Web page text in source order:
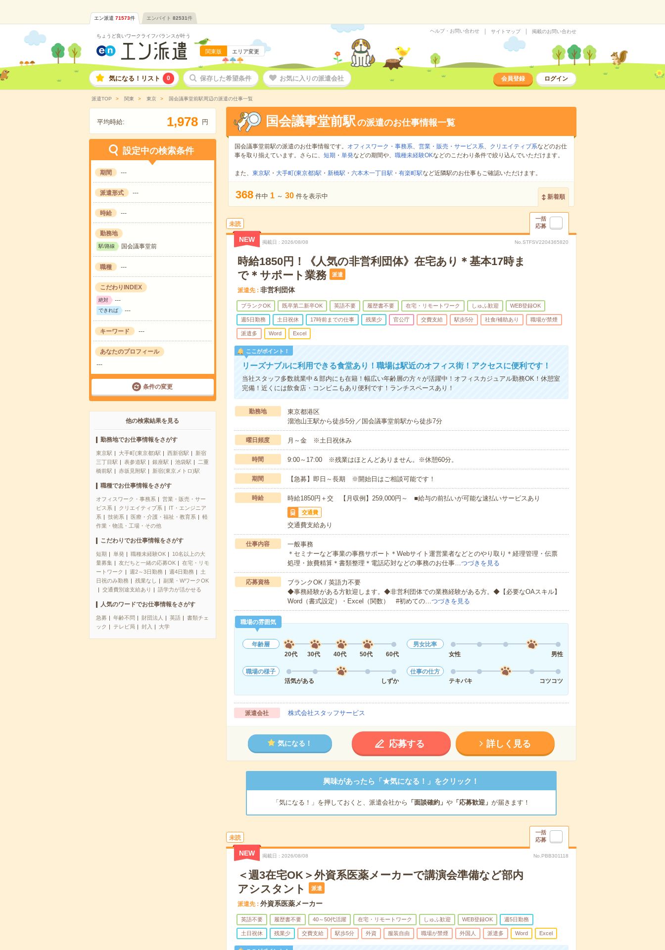
エン派遣 71573件 エンバイト 82531件
ちょうど良いワークライフバランスが叶う
関東版 エリア変更
ヘルプ・お問い合わせ サイトマップ 掲載のお問い合わせ
気になる！リスト 0 保存した希望条件 お気に入りの派遣会社 会員登録 ログイン
派遣TOP 関東 東京 国会議事堂前駅周辺の派遣の仕事一覧
平均時給: 1,978 円
設定中の検索条件
期間 ---
派遣形式 ---
時給 ---
勤務地
駅/路線 国会議事堂前
職種 ---
こだわりINDEX
絶対 ---
できれば ---
キーワード ---
あなたのプロフィール
---
条件の変更
他の検索結果を見る
勤務地でお仕事情報をさがす
東京駅 大手町(東京都)駅 西新宿駅
新宿
三丁目駅
表参道駅 銀座駅 池袋駅
二重
橋前駅
赤坂見附駅 新宿(東京メトロ)駅
職種でお仕事情報をさがす
オフィスワーク・事務系
営業・販売・サー
ビス系
クリエイティブ系
IT・エンジニア
系
技術系 医療・介護・福祉・教育系
軽
作業・物流・工場・その他
こだわりでお仕事情報をさがす
短期 単発 職種未経験OK
10名以上の大
量募集
友だちと一緒の応募OK
在宅・リモ
ートワーク
週2～3日勤務 週4日勤務
土
日祝のみ勤務
残業なし
副業・WワークOK
交通費別途支給あり
語学力が活かせる
人気のワードでお仕事情報をさがす
急募 年齢不問 財団法人 英語
書類チェ
ック
テレビ局 封入 大学
国会議事堂前駅の派遣のお仕事情報一覧
国会議事堂前駅の派遣のお仕事情報です。 オフィスワーク・事務系、 営業・販売・サービス系、 クリエイティブ系などのお仕
事を取り揃えています。さらに、 短期 ・ 単発などの期間や、 職種未経験OKなどのこだわり条件で絞り込んでいただけます。
また、 東京駅 ・ 大手町(東京都)駅 ・ 新橋駅 ・ 六本木一丁目駅 ・ 有楽町駅など近隣駅のお仕事もご確認いただけます。
368 件中 1 ～ 30 件を表示中 新着順
未読
一括
応募
NEW 掲載日 2026/08/08 No.STFSV2204365820
時給1850円！《人気の非営利団体》在宅あり＊基本17時ま
で＊サポート業務
派遣
派遣先 非営利団体
ブランクOK 既卒第二新卒OK 英語不要 履歴書不要 在宅・リモートワーク しゅふ歓迎 WEB登録OK
週5日勤務 土日祝休 17時前までの仕事 残業少 官公庁 交費支給 駅歩5分 社食/補助あり 職場が禁煙
派遣多 Word Excel
ここがポイント！
リーズナブルに利用できる食堂あり！職場は駅近のオフィス街！アクセスに便利です！
当社スタッフ多数就業中＆部内にも在籍！幅広い年齢層の方々が活躍中！オフィスカジュアル勤務ОK！休憩室
完備！近くには飲食店・コンビニもあり便利です！ランチスペースあり！
勤務地
東京都港区
溜池山王駅から徒歩5分／国会議事堂前駅から徒歩7分
曜日頻度 月～金 ※土日祝休み
時間 9:00～17:00 ※残業はほとんどありません。※休憩60分。
期間 【急募】即日～長期 ※開始日はご相談可能です！
時給 時給1850円＋交 【月収例】259,000円～ ■給与の前払いが可能な速払いサービスあり
交通費
交通費支給あり
仕事内容
一般事務
＊セミナーなど事業の事務サポート＊Webサイト運営業者などとのやり取り＊経理管理・伝票
処理・旅費精算＊書類整理＊電話応対などの事務のお仕事…つづきを見る
応募資格
ブランクOK / 英語力不要
◆事務経験がある方歓迎します。◆非営利団体での業務経験がある方。◆【必要なOAスキル】
Word（書式設定）・Excel（関数） #初めての…つづきを見る
職場の雰囲気
年齢層
20代
30代 40代 50代 60代
男女比率
女性
男性
職場の様子
活気がある
しずか
仕事の仕方
テキパキ
コツコツ
派遣会社 株式会社スタッフサービス
気になる！ 応募する 詳しく見る
興味があったら「★気になる！」をクリック！
「気になる！」を押しておくと、派遣会社から 「面談確約」 や「応募歓迎」 が届きます！
未読
一括
応募
NEW 掲載日 2026/08/08 No.PBB301118
＜週3在宅OK＞外資系医薬メーカーで講演会準備など部内
アシスタント
派遣
派遣先 外資系医薬メーカー
英語不要 履歴書不要 40～50代活躍 在宅・リモートワーク しゅふ歓迎 WEB登録OK 週5日勤務
土日祝休 残業少 交費支給 駅歩5分 外資 服装自由 職場が禁煙 外国人 派遣多 Word Excel